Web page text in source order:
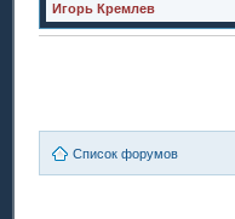
Игорь Кремлев
Список форумов